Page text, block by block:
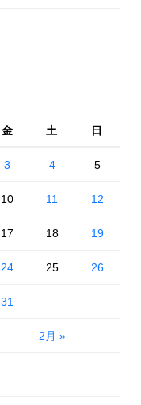
金 土 日
2月 »
3 4 5
10 11 12
17 18 19
24 25 26
31